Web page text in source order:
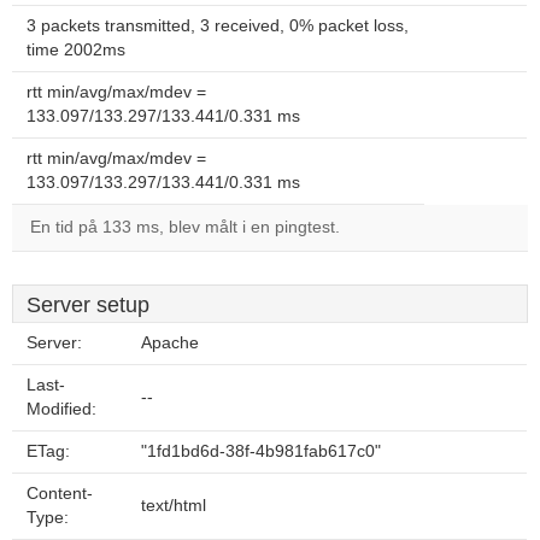
3 packets transmitted, 3 received, 0% packet loss,
time 2002ms
rtt min/avg/max/mdev =
133.097/133.297/133.441/0.331 ms
rtt min/avg/max/mdev =
133.097/133.297/133.441/0.331 ms
En tid på 133 ms, blev målt i en pingtest.
Server setup
Server: Apache
Last-
Modified:
--
ETag: "1fd1bd6d-38f-4b981fab617c0"
Content-
Type:
text/html